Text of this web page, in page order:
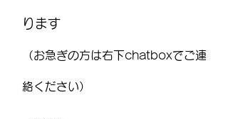
Kia、ヌエボ・レオン州で
電気自動車を生産すると
発表：JIGYOU SUPPORT
STRATEGY ニュースレター
ります
（お急ぎの方は右下chatboxでご連
絡ください）